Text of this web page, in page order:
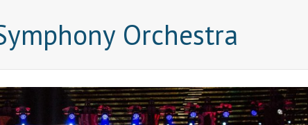
Orchestra